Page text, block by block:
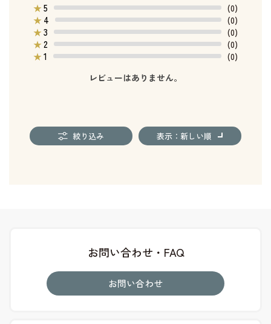
★5
(0)
★ 4
(0)
★3
(0)
★2
(0)
★1
(0)
レビューはありません。
絞り込み 表示：新しい順
お問い合わせ・FAQ
お問い合わせ